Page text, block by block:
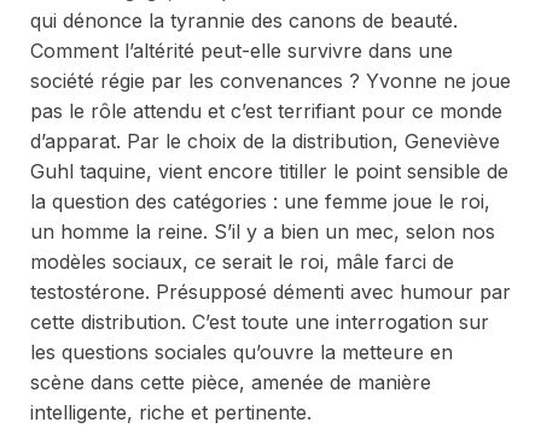
qui dénonce la tyrannie des canons de beauté.
Comment l’altérité peut-elle survivre dans une
société régie par les convenances ? Yvonne ne joue
pas le rôle attendu et c’est terrifiant pour ce monde
d’apparat. Par le choix de la distribution, Geneviève
Guhl taquine, vient encore titiller le point sensible de
la question des catégories : une femme joue le roi,
un homme la reine. S’il y a bien un mec, selon nos
modèles sociaux, ce serait le roi, mâle farci de
testostérone. Présupposé démenti avec humour par
cette distribution. C’est toute une interrogation sur
les questions sociales qu’ouvre la metteure en
scène dans cette pièce, amenée de manière
intelligente, riche et pertinente.